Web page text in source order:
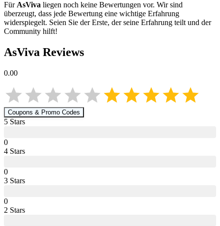
FürAsViva liegen noch keine Bewertungen vor. Wir sind
überzeugt, dass jede Bewertung eine wichtige Erfahrung
widerspiegelt. Seien Sie der Erste, der seine Erfahrung teilt und der
Community hilft!
AsViva Reviews
0.00
Coupons & Promo Codes
5 Stars
0
4 Stars
0
3 Stars
0
2 Stars